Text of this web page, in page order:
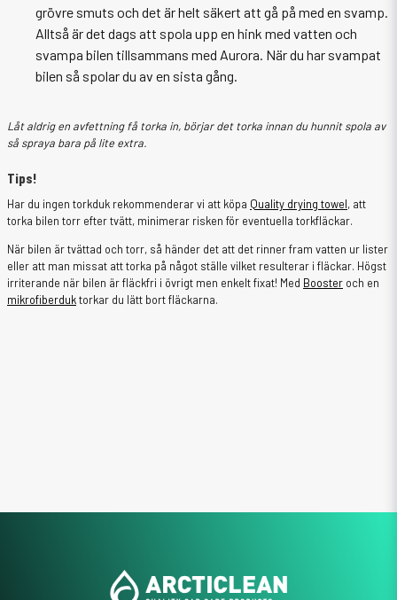
grövre smuts och det är helt säkert att gå på med en svamp.
Alltså är det dags att spola upp en hink med vatten och
svampa bilen tillsammans med Aurora. När du har svampat
bilen så spolar du av en sista gång.
Låt aldrig en avfettning få torka in, börjar det torka innan du hunnit spola av
så spraya bara på lite extra.
Tips!
Har du ingen torkduk rekommenderar vi att köpa Quality drying towel, att
torka bilen torr efter tvätt, minimerar risken för eventuella torkfläckar.
När bilen är tvättad och torr, så händer det att det rinner fram vatten ur lister
eller att man missat att torka på något ställe vilket resulterar i fläckar. Högst
irriterande när bilen är fläckfri i övrigt men enkelt fixat! Med Booster och en
mikrofiberduktorkar du lätt bort fläckarna.